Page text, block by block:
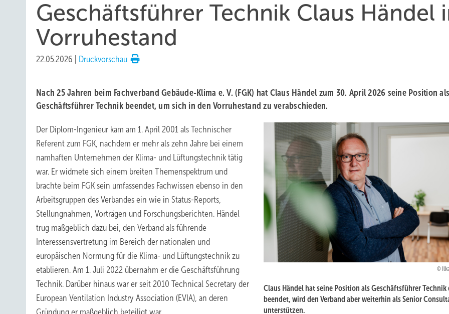
Geschäftsführer Technik Claus Händel
Vorruhestand
22.05.2026 Druckvorschau
Nach 25 Jahren beim Fachverband Gebäude-Klima e. V. (FGK) hat Claus Händel zum 30. April 2026 seine Position als
Geschäftsführer Technik beendet, um sich in den Vorruhestand zu verabschieden.
Claus Händel hat seine Position als Geschäftsführer Technik
beendet, wird den Verband aber weiterhin als Senior
unterstützen.
Der Diplom-Ingenieur kam am 1. April 2001 als Technischer
Referent zum FGK, nachdem er mehr als zehn Jahre bei einem
namhaften Unternehmen der Klima- und Lüftungstechnik tätig
war. Er widmete sich einem breiten Themenspektrum und
brachte beim FGK sein umfassendes Fachwissen ebenso in den
Arbeitsgruppen des Verbandes ein wie in Status-Reports,
Stellungnahmen, Vorträgen und Forschungsberichten. Händel
trug maßgeblich dazu bei, den Verband als führende
Interessensvertretung im Bereich der nationalen und
europäischen Normung für die Klima- und Lüftungstechnik zu
etablieren. Am 1. Juli 2022 übernahm er die Geschäftsführung
Technik. Darüber hinaus war er seit 2010 Technical Secretary der
European Ventilation Industry Association (EVIA), an deren
Gründung er maßgeblich beteiligt war.